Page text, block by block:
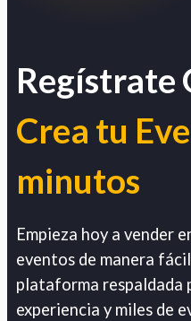
Regístrate
Crea tu
minutos
Empieza hoy a vender
eventos de manera
plataforma respaldada
experiencia y miles de